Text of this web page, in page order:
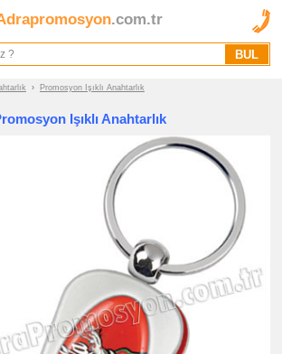
.com.tr
› Promosyon Işıklı Anahtarlık
Işıklı Anahtarlık